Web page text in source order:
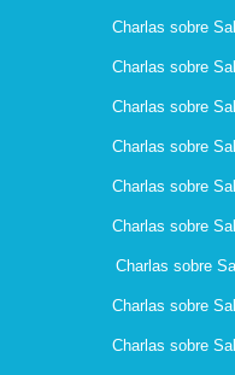
Charlas sobre
Charlas sobre
Charlas sobre
Charlas sobre
Charlas sobre
Charlas sobre
Charlas sobre
Charlas sobre
Charlas sobre